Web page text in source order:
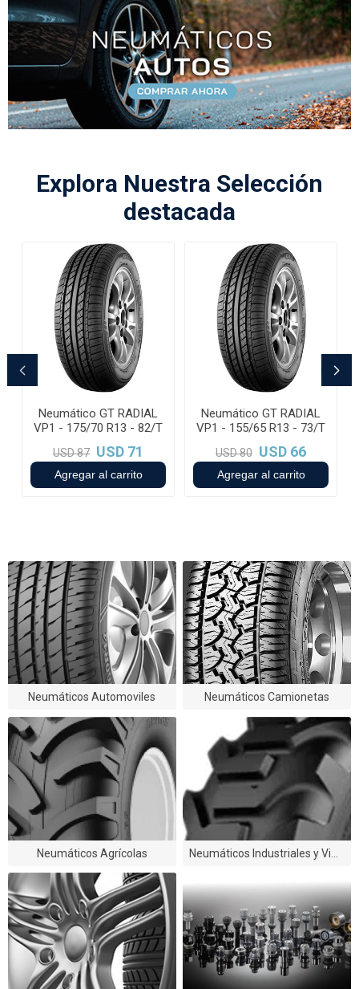
Explora Nuestra Selección
destacada
Neumático GT RADIAL
VP1 - 175/70 R13 - 82/T
USD 87 USD 71
Neumático GT RADIAL
VP1 - 155/65 R13 - 73/T
USD 80 USD 66
Neumáticos Automoviles Neumáticos Camionetas
Neumáticos Agrícolas